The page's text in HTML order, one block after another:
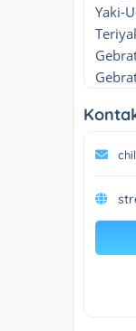
Yaki-